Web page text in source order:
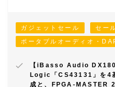
ガジェットセール
セー
ポータブルオーディオ・
【iBasso Audio
Logic「CS43131」を4
成と、FPGA-MASTER